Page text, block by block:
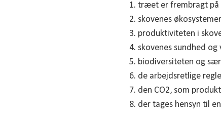
træet er frembragt på
skovenes
produktiviteten i
skovenes sundhed
biodiversiteten og
de arbejdsretlige
den CO2, som
der tages hensyn til